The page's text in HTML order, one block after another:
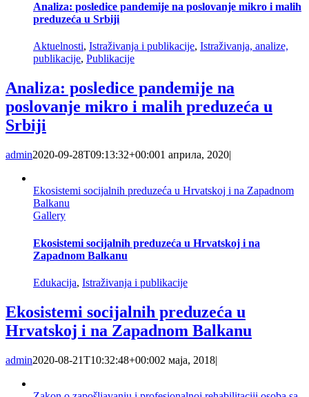
Analiza: posledice pandemije na poslovanje mikro i malih
preduzeća u Srbiji
Aktuelnosti, Istraživanja i publikacije, Istraživanja, analize,
publikacije, Publikacije
Analiza: posledice pandemije na
poslovanje mikro i malih preduzeća u
Srbiji
admin2020-09-28T09:13:32+00:001 априла, 2020|
Ekosistemi socijalnih preduzeća u Hrvatskoj i na Zapadnom
Balkanu
Gallery
Ekosistemi socijalnih preduzeća u Hrvatskoj i na
Zapadnom Balkanu
Edukacija, Istraživanja i publikacije
Ekosistemi socijalnih preduzeća u
Hrvatskoj i na Zapadnom Balkanu
admin2020-08-21T10:32:48+00:002 маја, 2018|